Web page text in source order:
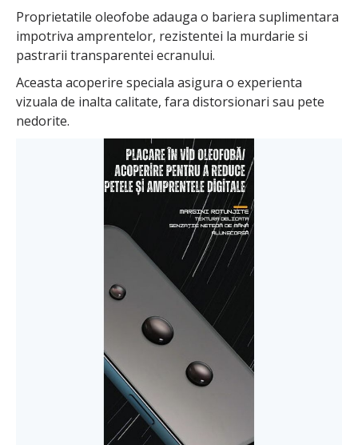
Proprietatile oleofobe adauga o bariera suplimentara
impotriva amprentelor, rezistentei la murdarie si
pastrarii transparentei ecranului.
Aceasta acoperire speciala asigura o experienta
vizuala de inalta calitate, fara distorsionari sau pete
nedorite.